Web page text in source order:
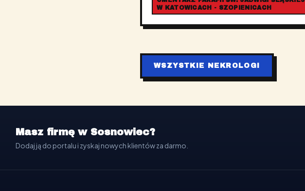
W KATOWICACH - SZOPIENICACH
WSZYSTKIE NEKROLOGI
Masz firmę w Sosnowiec?
Dodaj ją do portalu i zyskaj nowych klientów za darmo.